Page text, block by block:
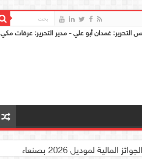
التحرير: غمدان أبو علي - مدير التحرير: عرفات مكي